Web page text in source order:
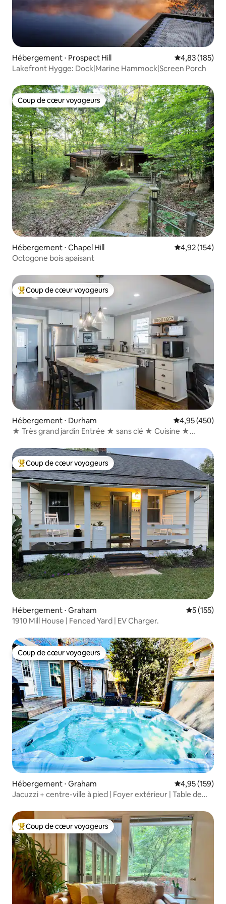
Hébergement ⋅ Prospect Hill Évaluation
4,83 (185)
Lakefront Hygge: Dock|Marine Hammock|Screen Porch
Coup de cœur voyageurs
Coup de cœur voyageurs
Hébergement ⋅ Chapel Hill Évaluation
4,92 (154)
Octogone bois apaisant
Coups de cœur voyageurs les plus appréciés
Coup de cœur voyageurs
Hébergement ⋅ Durham Évaluation
4,95 (450)
★ Très grand jardin Entrée ★ sans clé ★ Cuisine ★
Coups de cœur voyageurs les plus appréciés
Coup de cœur voyageurs
Hébergement ⋅ Graham Évaluation
5 (155)
1910 Mill House | Fenced Yard | EV Charger.
Coup de cœur voyageurs
Coup de cœur voyageurs
Hébergement ⋅ Graham Évaluation
4,95 (159)
Jacuzzi + centre-ville à pied | Foyer extérieur | Table de
Coups de cœur voyageurs les plus appréciés
Coup de cœur voyageurs